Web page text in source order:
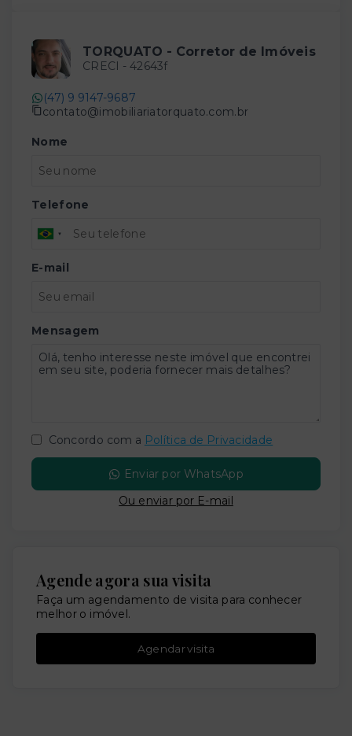
TORQUATO - Corretor de Imóveis
CRECI - 42643f
(47) 9 9147-9687
contato@imobiliariatorquato.com.br
Nome
Telefone
E-mail
Mensagem
Concordo com a Política de Privacidade
Enviar por WhatsApp
Ou enviar por E-mail
Agende agora sua visita
Faça um agendamento de visita para conhecer
melhor o imóvel.
Agendar visita